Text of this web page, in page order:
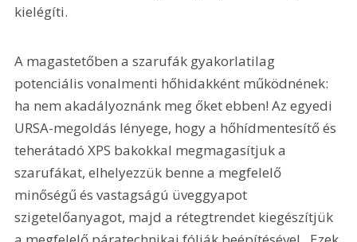
kielégíti.
A magastetőben a szarufák gyakorlatilag
potenciális vonalmenti hőhidakként működnének:
ha nem akadályoznánk meg őket ebben! Az egyedi
URSA-megoldás lényege, hogy a hőhídmentesítő és
teherátadó XPS bakokkal megmagasítjuk a
szarufákat, elhelyezzük benne a megfelelő
minőségű és vastagságú üveggyapot
szigetelőanyagot, majd a rétegtrendet kiegészítjük